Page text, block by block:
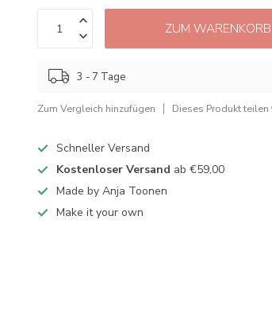
ZUM
3 - 7 Tage
Zum Vergleich hinzufügen Dieses Produkt teilen
Schneller Versand
Kostenloser Versand ab €59,00
Made by Anja Toonen
Make it your own